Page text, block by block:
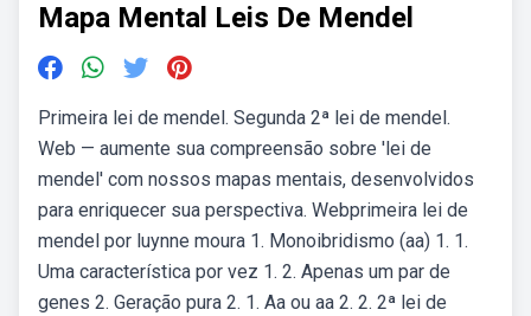
Mapa Mental Leis De Mendel
Primeira lei de mendel. Segunda 2ª lei de mendel.
Web — aumente sua compreensão sobre 'lei de
mendel' com nossos mapas mentais, desenvolvidos
para enriquecer sua perspectiva. Webprimeira lei de
mendel por luynne moura 1. Monoibridismo (aa) 1. 1.
Uma característica por vez 1. 2. Apenas um par de
genes 2. Geração pura 2. 1. Aa ou aa 2. 2. 2ª lei de